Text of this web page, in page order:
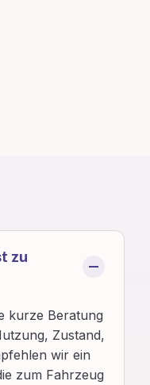
zu
kurze Beratung
Zustand,
wir ein
zum Fahrzeug